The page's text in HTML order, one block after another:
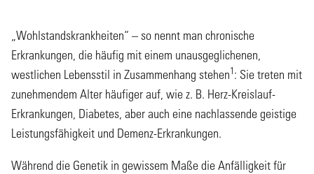
„Wohlstandskrankheiten“ – so nennt man chronische
Erkrankungen, die häufig mit einem unausgeglichenen,
westlichen Lebensstil in Zusammenhang stehen1: Sie treten mit
zunehmendem Alter häufiger auf, wie z. B. Herz-Kreislauf-
Erkrankungen, Diabetes, aber auch eine nachlassende geistige
Leistungsfähigkeit und Demenz-Erkrankungen.
Während die Genetik in gewissem Maße die Anfälligkeit für